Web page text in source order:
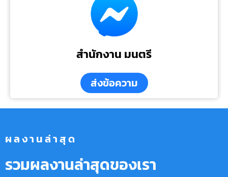
สำนักงาน มนตรี
ส่งข้อความ
ผลงานล่าสุด
รวมผลงานล่าสุดของเรา